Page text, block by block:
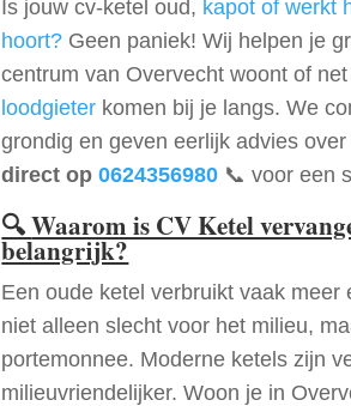
Is jouw cv-ketel oud, kapot of werkt
hoort? Geen paniek! Wij helpen je
centrum van Overvecht woont of
loodgieter komen bij je langs. We
grondig en geven eerlijk advies
direct op0624356980 📞 voor een
🔍Waarom is CV Ketel
belangrijk?
Een oude ketel verbruikt vaak meer
niet alleen slecht voor het milieu,
portemonnee. Moderne ketels zijn
milieuvriendelijker. Woon je in